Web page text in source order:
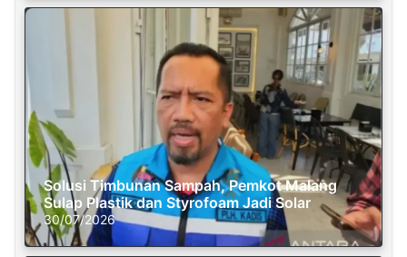
Solusi Timbunan Sampah, Pemkot Malang
Sulap Plastik dan Styrofoam Jadi Solar
30/07/2026